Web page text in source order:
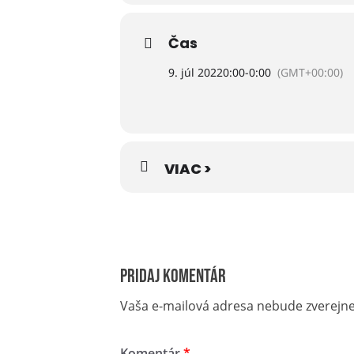
bylinkovým čajom – pozorovanie
Čas
9. júl 20220:00-0:00 (GMT+00:00)
VIAC >
Pridaj komentár
Vaša e-mailová adresa nebude